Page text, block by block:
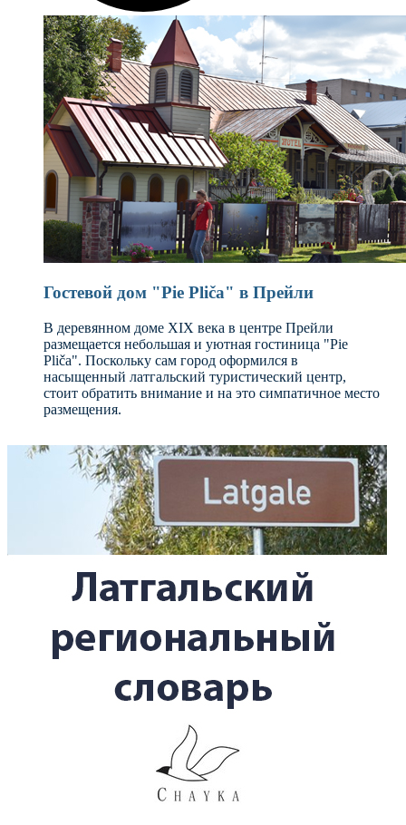
Гостевой дом "Pie Pliča" в Прейли
В деревянном доме XIX века в центре Прейли
размещается небольшая и уютная гостиница "Pie
Pliča". Поскольку сам город оформился в
насыщенный латгальский туристический центр,
стоит обратить внимание и на это симпатичное место
размещения.